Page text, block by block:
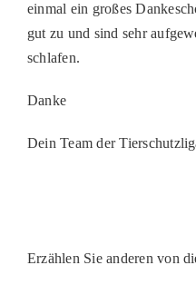
TIERHEIME
HELFER WERDEN
RATGEBER
einmal ein großes
gut zu und sind sehr
schlafen.
Danke
Dein Team der
Erzählen Sie anderen von